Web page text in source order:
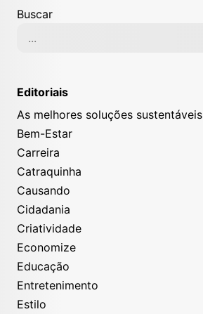
Buscar
Editoriais
As melhores soluções sustentáveis
Bem-Estar
Carreira
Catraquinha
Causando
Cidadania
Criatividade
Economize
Educação
Entretenimento
Estilo